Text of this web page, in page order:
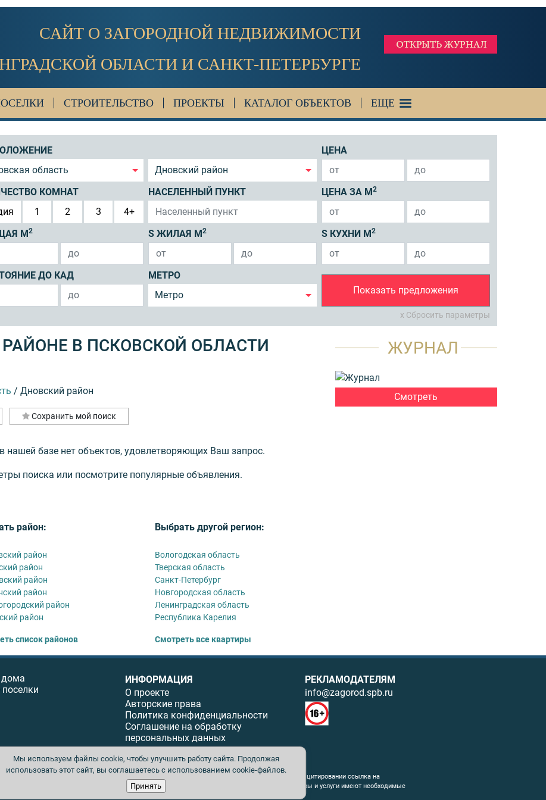
САЙТ О ЗАГОРОДНОЙ НЕДВИЖИМОСТИ
ОБЛАСТИ И САНКТ-ПЕТЕРБУРГЕ
СТРОИТЕЛЬСТВО ПРОЕКТЫ КАТАЛОГ ОБЪЕКТОВ ЕЩЕ
область
Дновский район
ЦЕНА
КОМНАТ
1 2 3 4+
НАСЕЛЕННЫЙ ПУНКТ ЦЕНА ЗА М 2
М 2 S ЖИЛАЯ М 2 S КУХНИ М 2
ДО КАД
МЕТРО
Метро
Показать предложения
x Сбросить параметры
В ПСКОВСКОЙ ОБЛАСТИ
/ Дновский район
Сохранить мой поиск
нашей базе нет объектов, удовлетворяющих Ваш запрос.
поиска или посмотрите популярные объявления.
район:
район
район
район
район
район
район
список районов
Выбрать другой регион:
Вологодская область
Тверская область
Санкт-Петербург
Новгородская область
Ленинградская область
Республика Карелия
Смотреть все квартиры
ЖУРНАЛ
Смотреть
дома
ИНФОРМАЦИЯ
О проекте
Авторские права
Политика конфиденциальности
Соглашение на обработку
персональных данных
РЕКЛАМОДАТЕЛЯМ
info@zagorod.spb.ru
Перепечатка материалов данного сайта возможна только с письменного разрешения. При цитировании ссылка на
не несет ответственности за содержание рекламных материалов. Все рекламируемые товары и услуги имеют необходимые
любых материалов без письменного согласия издателя запрещена.
Мы используем файлы cookie, чтобы улучшить работу сайта. Продолжая
использовать этот сайт, вы соглашаетесь с использованием cookie-файлов.
Принять